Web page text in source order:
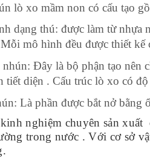
lò xo mầm non có cấu tạo
dạng thú: được làm từ nhựa
mô hình đều được thiết kế
Đây là bộ phận tạo nên
tiết diện . Cấu trúc lò xo có
Là phần được bắt nở
nghiệm chuyên sản xuất
trong nước . Với cơ sở